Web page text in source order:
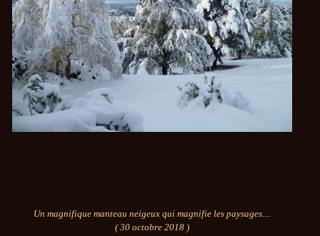
Un magnifique manteau neigeux qui magnifie les paysages....
( 30 octobre 2018 )